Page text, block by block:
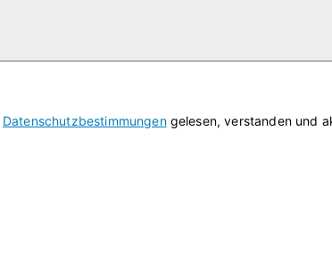
Datenschutzbestimmungengelesen, verstanden und